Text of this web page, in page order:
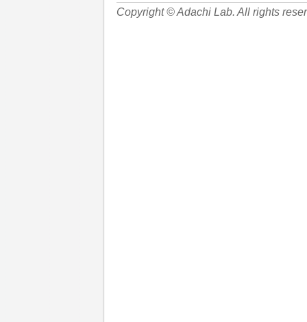
Copyright © Adachi Lab. All rights